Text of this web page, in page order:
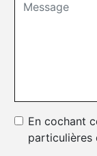
En cochant
particulières